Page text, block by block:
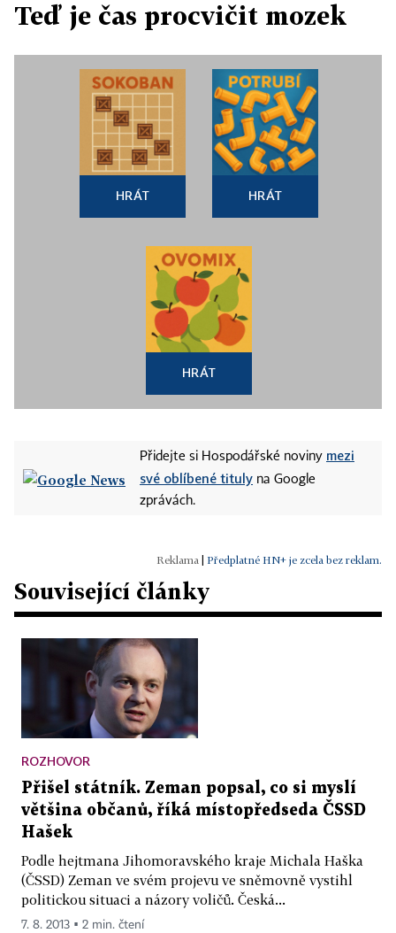
Teď je čas procvičit mozek
HRÁT HRÁT
HRÁT
Přidejte si Hospodářské noviny mezi
své oblíbené tituly na Google
zprávách.
Předplatné HN+ je zcela bez reklam.
Související články
ROZHOVOR
Přišel státník. Zeman popsal, co si myslí
většina občanů, říká místopředseda ČSSD
Hašek
Podle hejtmana Jihomoravského kraje Michala Haška
(ČSSD) Zeman ve svém projevu ve sněmovně vystihl
politickou situaci a názory voličů. Česká...
7. 8. 2013 ▪ 2 min. čtení